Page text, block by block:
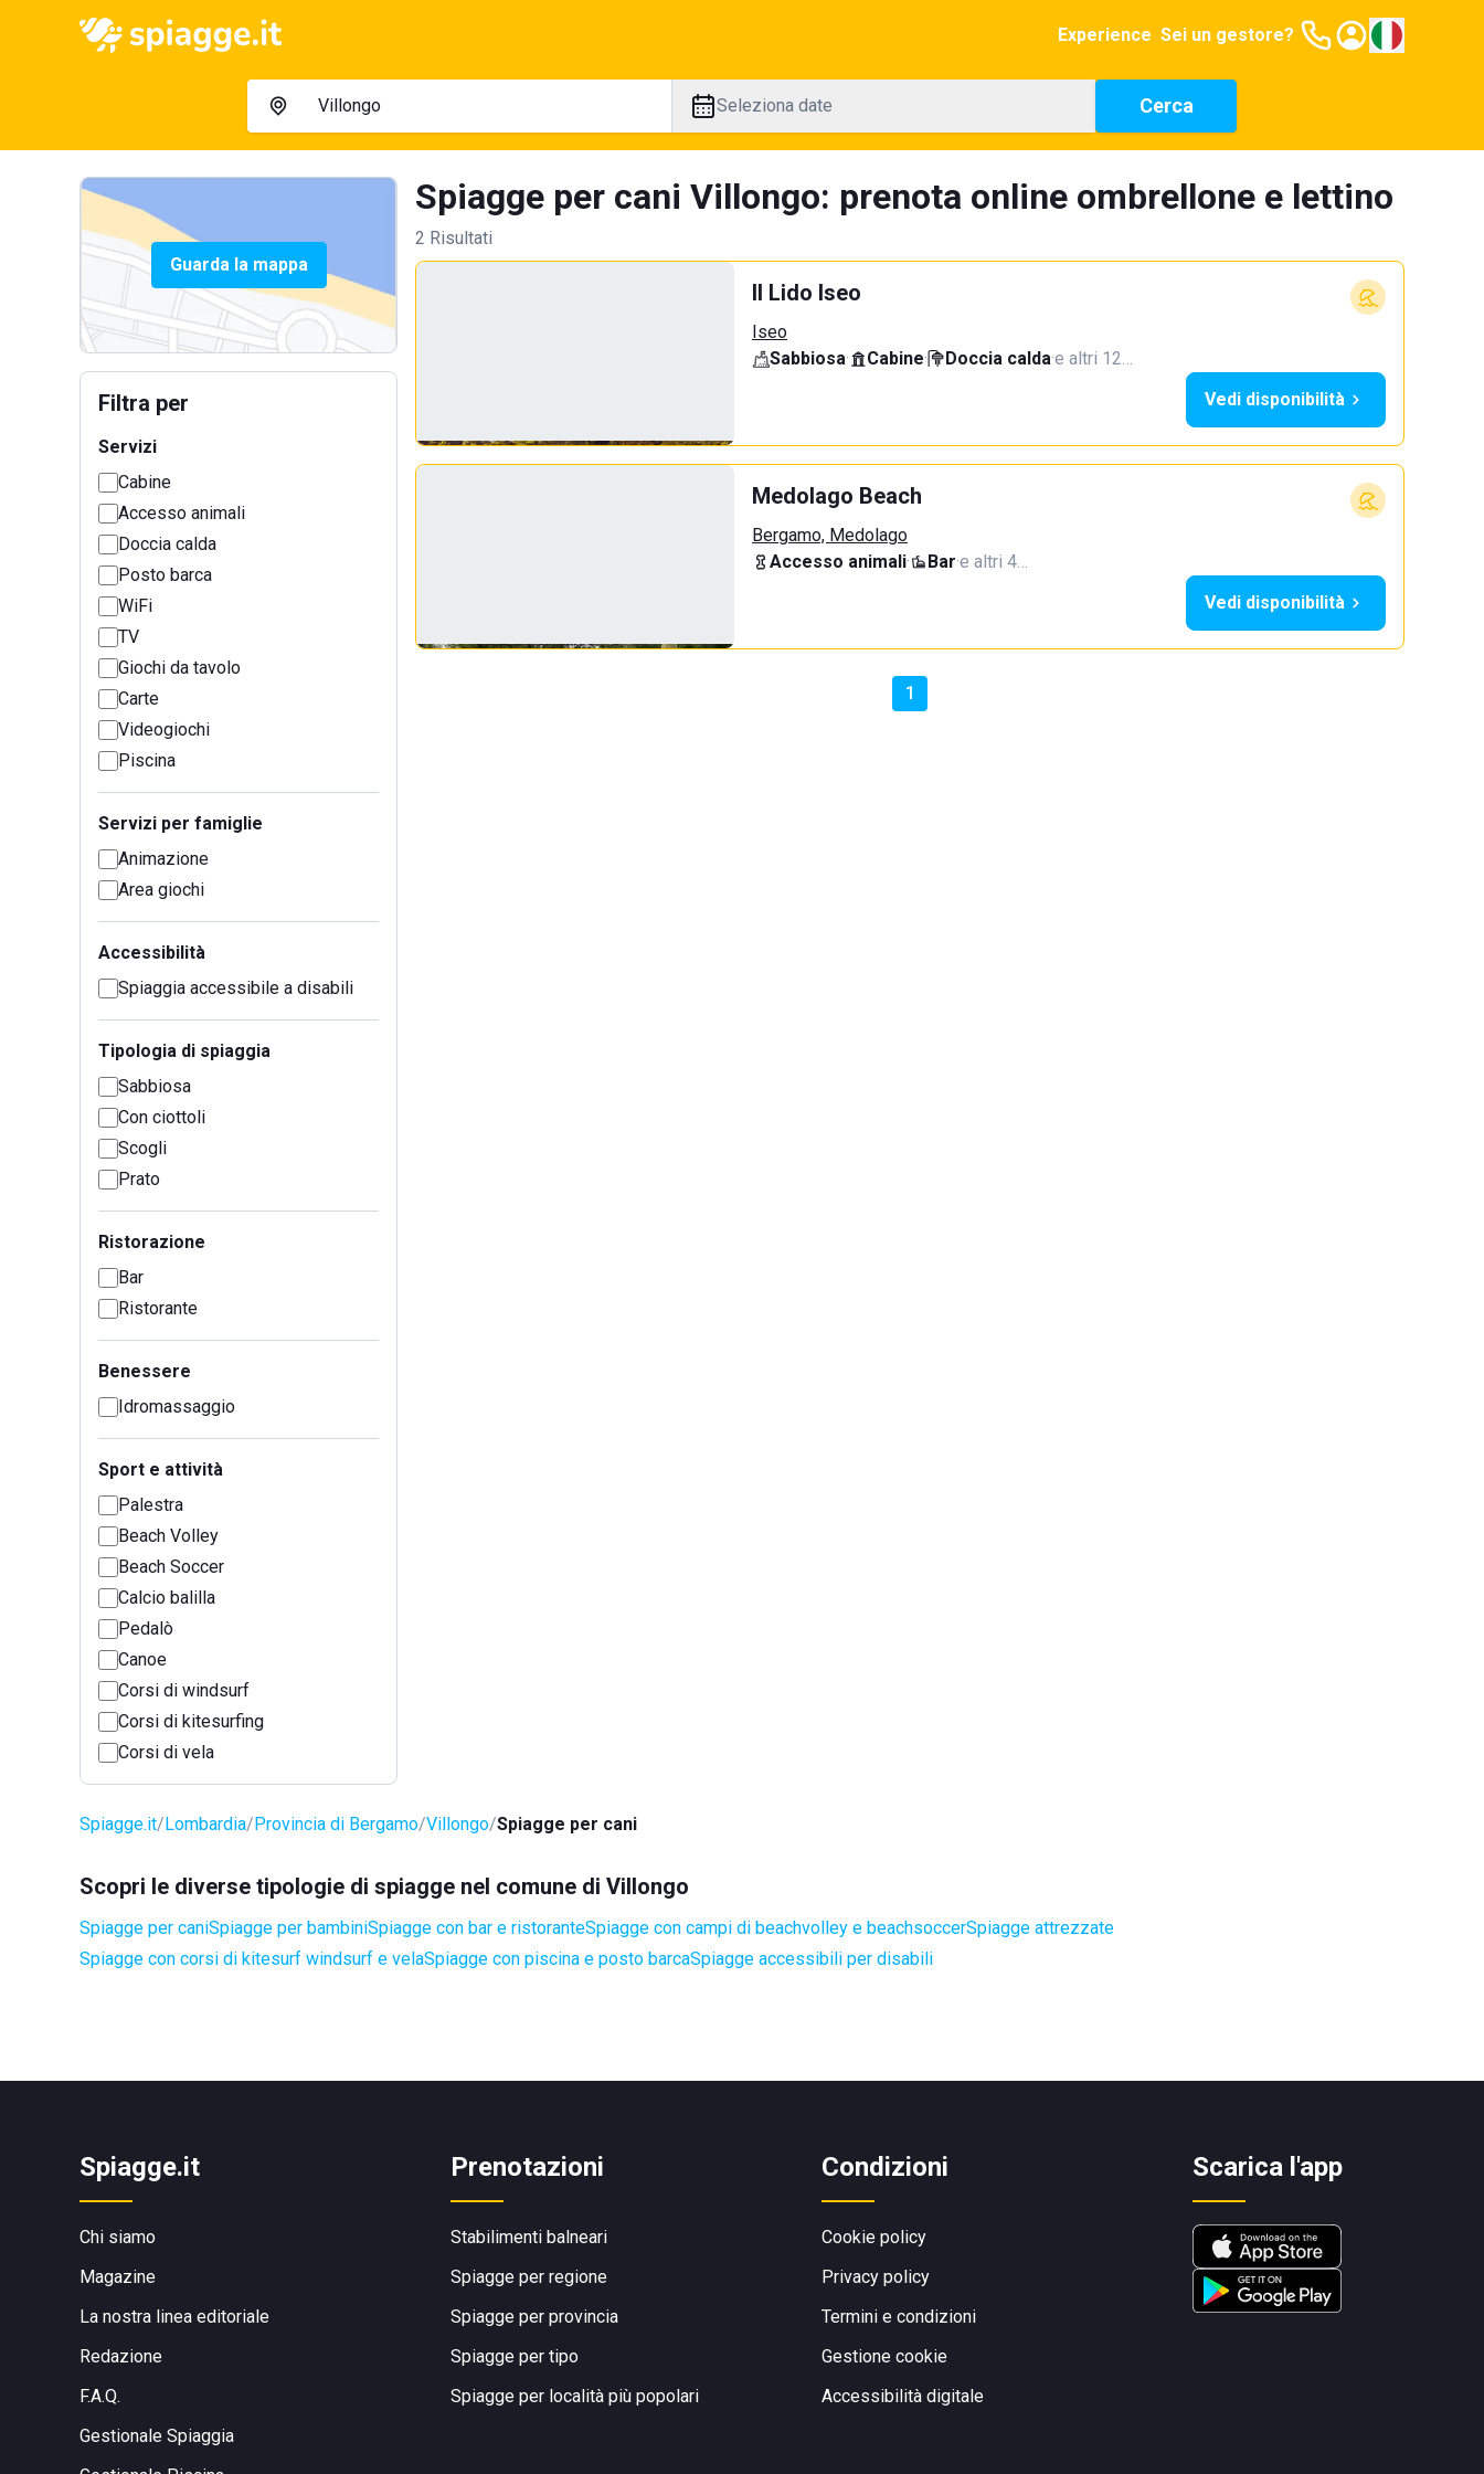
Experience Sei un gestore?
Seleziona date Cerca
Guarda la mappa
Filtra per
Servizi
Cabine
Accesso animali
Doccia calda
Posto barca
WiFi
TV
Giochi da tavolo
Carte
Videogiochi
Piscina
Servizi per famiglie
Animazione
Area giochi
Accessibilità
Spiaggia accessibile a disabili
Tipologia di spiaggia
Sabbiosa
Con ciottoli
Scogli
Prato
Ristorazione
Bar
Ristorante
Benessere
Idromassaggio
Sport e attività
Palestra
Beach Volley
Beach Soccer
Calcio balilla
Pedalò
Canoe
Corsi di windsurf
Corsi di kitesurfing
Corsi di vela
Spiagge per cani Villongo: prenota online ombrellone e lettino
2 Risultati
Il Lido Iseo
Iseo
Sabbiosa· Cabine· Doccia calda·e altri 12…
Vedi disponibilità
Medolago Beach
Bergamo, Medolago
Accesso animali· Bar·e altri 4…
Vedi disponibilità
1
Spiagge.it Lombardia Provincia di Bergamo Villongo Spiagge per cani
Scopri le diverse tipologie di spiagge nel comune di Villongo
Spiagge per caniSpiagge per bambiniSpiagge con bar e ristoranteSpiagge con campi di beachvolley e beachsoccerSpiagge attrezzate
Spiagge con corsi di kitesurf windsurf e velaSpiagge con piscina e posto barcaSpiagge accessibili per disabili
Spiagge.it
Chi siamo
Magazine
La nostra linea editoriale
Redazione
F.A.Q.
Gestionale Spiaggia
Prenotazioni
Stabilimenti balneari
Spiagge per regione
Spiagge per provincia
Spiagge per tipo
Spiagge per località più popolari
Condizioni
Cookie policy
Privacy policy
Termini e condizioni
Gestione cookie
Accessibilità digitale
Scarica l'app